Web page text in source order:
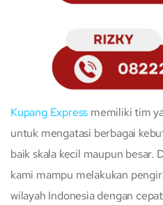
Kupang Express memiliki tim
untuk mengatasi berbagai
baik skala kecil maupun besar.
kami mampu melakukan
wilayah Indonesia dengan